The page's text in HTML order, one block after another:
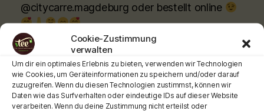
Cookie-Zustimmung
verwalten
Um dir ein optimales Erlebnis zu bieten, verwenden wir Technologien
wie Cookies, um Geräteinformationen zu speichern und/oder darauf
zuzugreifen. Wenn du diesen Technologien zustimmst, können wir
Daten wie das Surfverhalten oder eindeutige IDs auf dieser Website
verarbeiten. Wenn du deine Zustimmung nicht erteilst oder
@citycarre.magdeburg oder bestellt online
www.teeladen.shop
Schönen Tag wünscht Euch Euer Teemann
Werbung
#teehochn #teeladen #ronnefeldt
Video